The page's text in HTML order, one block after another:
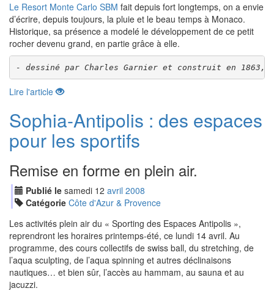
Le Resort Monte Carlo SBM fait depuis fort longtemps, on a envie
d’écrire, depuis toujours, la pluie et le beau temps à Monaco.
Historique, sa présence a modelé le développement de ce petit
rocher devenu grand, en partie grâce à elle.
- dessiné par Charles Garnier et construit en 1863,
Lire l'article
Sophia-Antipolis : des espaces
pour les sportifs
Remise en forme en plein air.
Publié le samedi 12 avril 2008
Catégorie Côte d'Azur & Provence
Les activités plein air du « Sporting des Espaces Antipolis »,
reprendront les horaires printemps-été, ce lundi 14 avril. Au
programme, des cours collectifs de swiss ball, du stretching, de
l’aqua sculpting, de l’aqua spinning et autres déclinaisons
nautiques… et bien sûr, l’accès au hammam, au sauna et au
jacuzzi.